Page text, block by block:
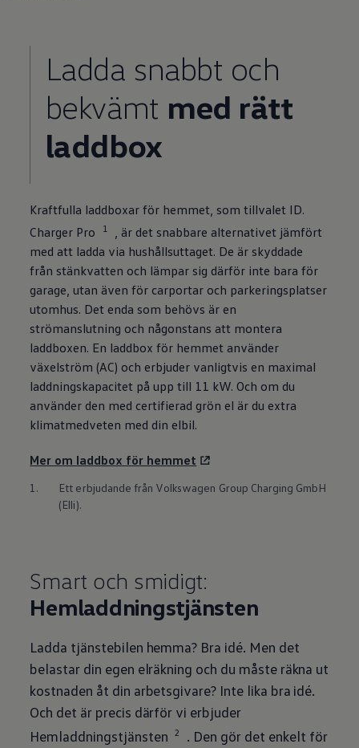
Ladda snabbt och
bekvämt med rätt
laddbox
Kraftfulla laddboxar för hemmet, som tillvalet ID.
Charger Pro
1
, är det snabbare alternativet jämfört
med att ladda via hushållsuttaget. De är skyddade
från stänkvatten och lämpar sig därför inte bara för
garage, utan även för carportar och parkeringsplatser
utomhus. Det enda som behövs är en
strömanslutning och någonstans att montera
laddboxen. En laddbox för hemmet använder
växelström (AC) och erbjuder vanligtvis en maximal
laddningskapacitet på upp till 11 kW. Och om du
använder den med certifierad grön el är du extra
klimatmedveten med din elbil.
Mer om laddbox för hemmet
1. Ett erbjudande från Volkswagen Group Charging GmbH
(Elli).
Smart och smidigt:
Hemladdningstjänsten
Ladda tjänstebilen hemma? Bra idé. Men det
belastar din egen elräkning och du måste räkna ut
kostnaden åt din arbetsgivare? Inte lika bra idé.
Och det är precis därför vi erbjuder
Hemladdningstjänsten 2
. Den gör det enkelt för